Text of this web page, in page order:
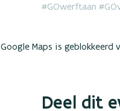
#GOwerftaan
Google Maps is
Deel dit